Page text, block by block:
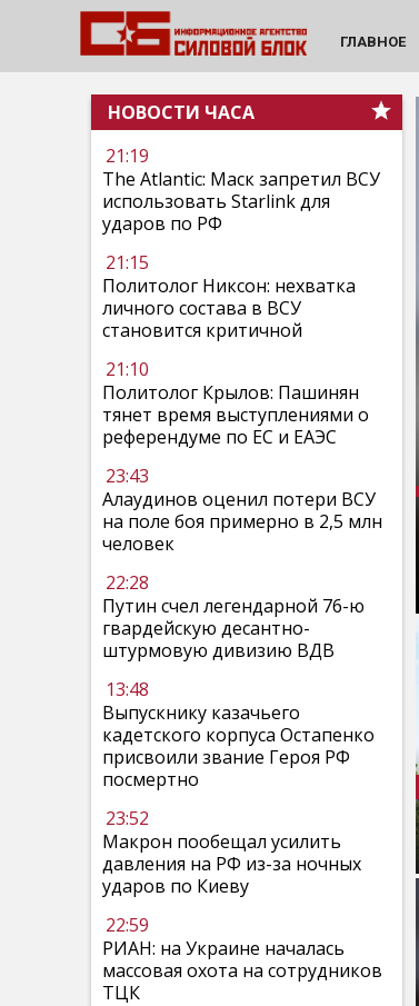
ГЛАВНОЕ
НОВОСТИ ЧАСА
21:19
The Atlantic: Маск запретил ВСУ
использовать Starlink для
ударов по РФ
21:15
Политолог Никсон: нехватка
личного состава в ВСУ
становится критичной
21:10
Политолог Крылов: Пашинян
тянет время выступлениями о
референдуме по ЕС и ЕАЭС
23:43
Алаудинов оценил потери ВСУ
на поле боя примерно в 2,5 млн
человек
22:28
Путин счел легендарной 76-ю
гвардейскую десантно-
штурмовую дивизию ВДВ
13:48
Выпускнику казачьего
кадетского корпуса Остапенко
присвоили звание Героя РФ
посмертно
23:52
Макрон пообещал усилить
давления на РФ из-за ночных
ударов по Киеву
22:59
РИАН: на Украине началась
массовая охота на сотрудников
ТЦК